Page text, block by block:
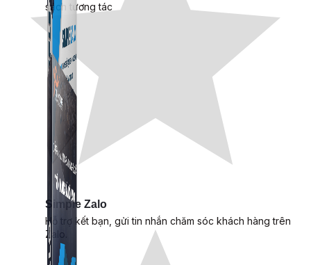
Simple Zalo
Hỗ trợ kết bạn, gửi tin nhắn chăm sóc khách hàng trên
Zalo.
sách tương tác